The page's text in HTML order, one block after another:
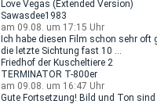
Love Vegas (Extended Version)
Sawasdee1983
am 09.08. um 17:15 Uhr
Ich habe diesen Film schon sehr oft
die letzte Sichtung fast 10 ...
Friedhof der Kuscheltiere 2
TERMINATOR T-800er
am 09.08. um 16:47 Uhr
Gute Fortsetzung! Bild und Ton